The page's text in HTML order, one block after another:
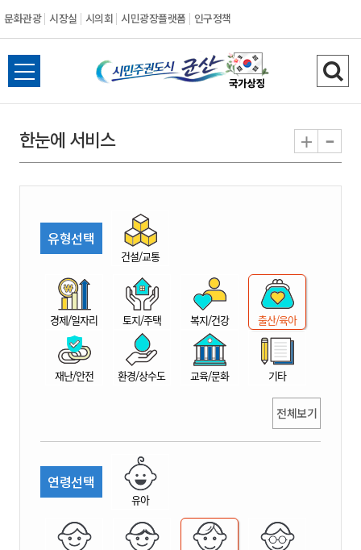
문화관광 시장실 시의회 시민광장플랫폼 인구정책
시
민
권
시
산
전
체
뉴
열
검
색
기
한눈에 서비스 + -
유형선택
건설/교통
경제/일자리 토지/주택 복지/건강 출산/육아
재난/안전 환경/상수도 교육/문화 기타
전체보기
연령선택
유아